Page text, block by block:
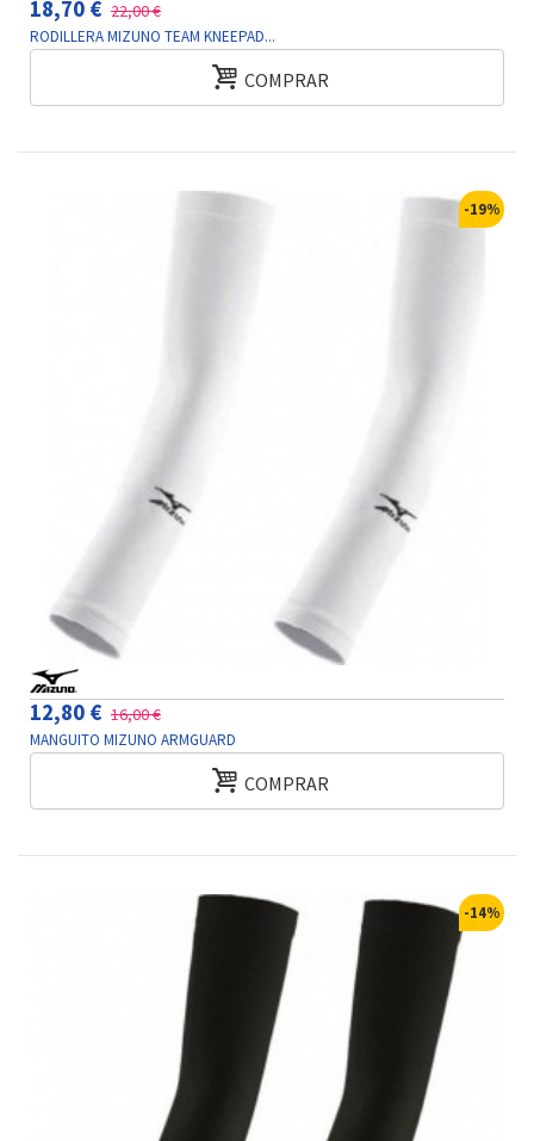
18,70 € 22,00 €
RODILLERA MIZUNO TEAM KNEEPAD...
COMPRAR
-19%
12,80 € 16,00 €
MANGUITO MIZUNO ARMGUARD
COMPRAR
-14%